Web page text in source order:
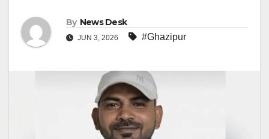
By News Desk
JUN 3, 2026 #Ghazipur